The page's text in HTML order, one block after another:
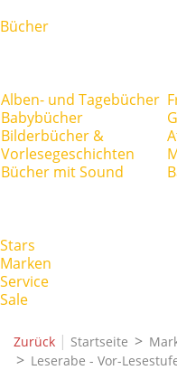
Bücher
Alben- und Tagebücher
Babybücher
Bilderbücher &
Vorlesegeschichten
Bücher mit Sound
Stars
Marken
Service
Sale
Zurück | Startseite
Leserabe - Vor-